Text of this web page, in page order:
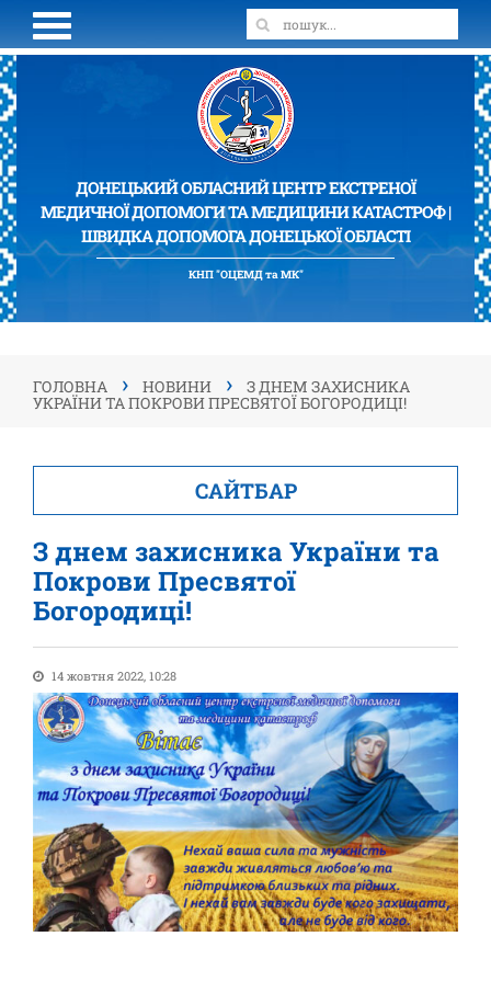
ДОНЕЦЬКИЙ ОБЛАСНИЙ ЦЕНТР ЕКСТРЕНОЇ
МЕДИЧНОЇ ДОПОМОГИ ТА МЕДИЦИНИ КАТАСТРОФ |
ШВИДКА ДОПОМОГА ДОНЕЦЬКОЇ ОБЛАСТІ
КНП "ОЦЕМД та МК"
ГОЛОВНА › НОВИНИ › З ДНЕМ ЗАХИСНИКА
УКРАЇНИ ТА ПОКРОВИ ПРЕСВЯТОЇ БОГОРОДИЦІ!
САЙТБАР
З днем захисника України та
Покрови Пресвятої
Богородиці!
14 жовтня 2022, 10:28